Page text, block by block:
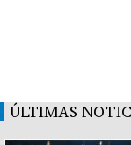
ÚLTIMAS